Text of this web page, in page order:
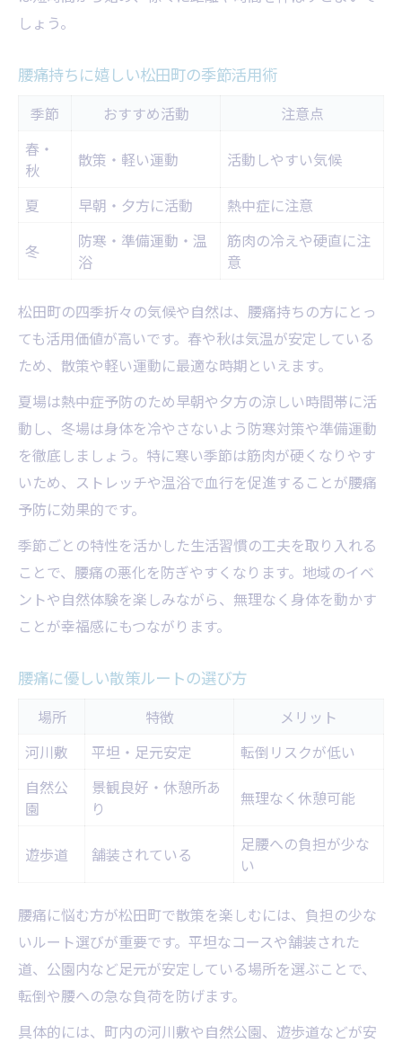
しょう。
腰痛持ちに嬉しい松田町の季節活用術
季節 おすすめ活動
注意点
春・
秋
散策・軽い運動 活動しやすい気候
夏 早朝・夕方に活動 熱中症に注意
冬
防寒・準備運動・温
浴
筋肉の冷えや硬直に注
意
松田町の四季折々の気候や自然は、腰痛持ちの方にとっ
ても活用価値が高いです。春や秋は気温が安定している
ため、散策や軽い運動に最適な時期といえます。
夏場は熱中症予防のため早朝や夕方の涼しい時間帯に活
動し、冬場は身体を冷やさないよう防寒対策や準備運動
を徹底しましょう。特に寒い季節は筋肉が硬くなりやす
いため、ストレッチや温浴で血行を促進することが腰痛
予防に効果的です。
季節ごとの特性を活かした生活習慣の工夫を取り入れる
ことで、腰痛の悪化を防ぎやすくなります。地域のイベ
ントや自然体験を楽しみながら、無理なく身体を動かす
ことが幸福感にもつながります。
腰痛に優しい散策ルートの選び方
場所 特徴
メリット
河川敷
平坦・足元安定
転倒リスクが低い
自然公
園
景観良好・休憩所あ
り
無理なく休憩可能
遊歩道 舗装されている
足腰への負担が少な
い
腰痛に悩む方が松田町で散策を楽しむには、負担の少な
いルート選びが重要です。平坦なコースや舗装された
道、公園内など足元が安定している場所を選ぶことで、
転倒や腰への急な負荷を防げます。
具体的には、町内の河川敷や自然公園、遊歩道などが安